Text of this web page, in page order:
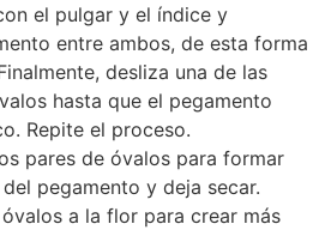
el pulgar y el índice y
entre ambos, de esta forma
desliza una de las
hasta que el pegamento
Repite el proceso.
pares de óvalos para formar
pegamento y deja secar.
a la flor para crear más